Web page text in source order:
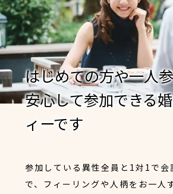
はじめての方や一人
安心して参加できる
ィーです
参加している異性全員と1対1で会
で、フィーリングや人柄をお一人